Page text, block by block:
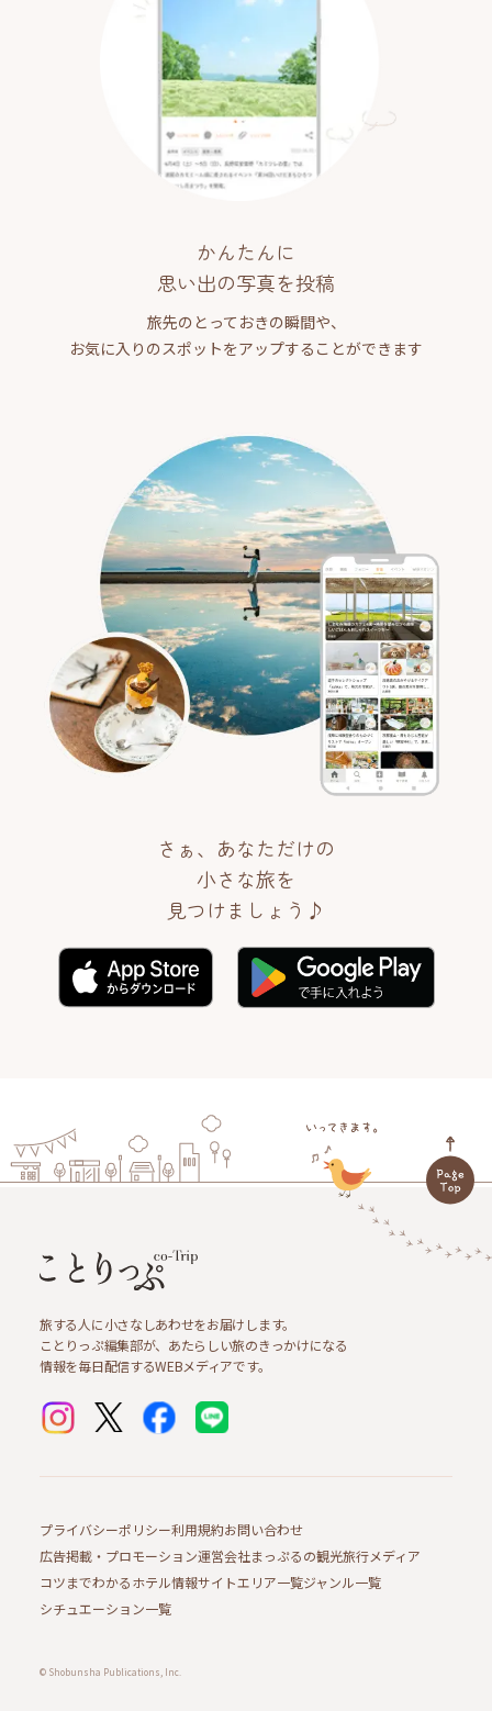
かんたんに
思い出の写真を投稿
旅先のとっておきの瞬間や、
お気に入りのスポットをアップすることができます
さぁ、あなただけの
小さな旅を
見つけましょう♪
旅する人に小さなしあわせをお届けします。
ことりっぷ編集部が、あたらしい旅のきっかけになる
情報を毎日配信するWEBメディアです。
プライバシーポリシー利用規約お問い合わせ
広告掲載・プロモーション運営会社まっぷるの観光旅行メディア
コツまでわかるホテル情報サイトエリア一覧ジャンル一覧
シチュエーション一覧
© Shobunsha Publications, Inc.